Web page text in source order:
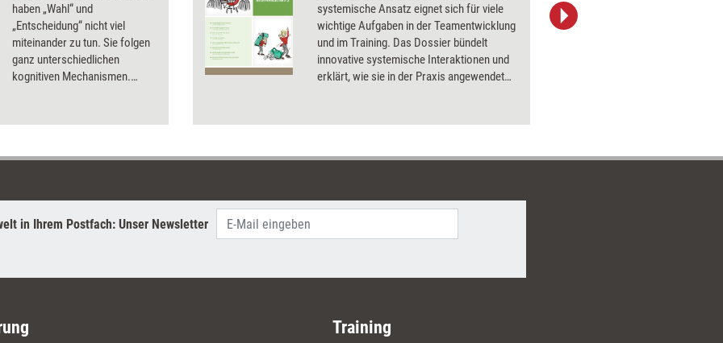
haben „Wahl“ und
„Entscheidung“ nicht viel
miteinander zu tun. Sie folgen
ganz unterschiedlichen
kognitiven Mechanismen.
erklärt Coach und Supervisor
diesmaligen Meinungsbeitrag.
systemische Ansatz eignet sich für viele
wichtige Aufgaben in der Teamentwicklung
und im Training. Das Dossier bündelt
innovative systemische Interaktionen und
erklärt, wie sie in der Praxis angewendet
in Ihrem Postfach: Unser Newsletter
Training